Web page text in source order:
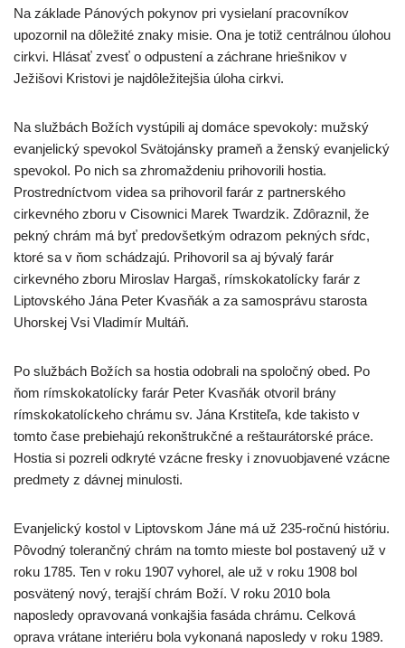
Na základe Pánových pokynov pri vysielaní pracovníkov
upozornil na dôležité znaky misie. Ona je totiž centrálnou úlohou
cirkvi. Hlásať zvesť o odpustení a záchrane hriešnikov v
Ježišovi Kristovi je najdôležitejšia úloha cirkvi.
Na službách Božích vystúpili aj domáce spevokoly: mužský
evanjelický spevokol Svätojánsky prameň a ženský evanjelický
spevokol. Po nich sa zhromaždeniu prihovorili hostia.
Prostredníctvom videa sa prihovoril farár z partnerského
cirkevného zboru v Cisownici Marek Twardzik. Zdôraznil, že
pekný chrám má byť predovšetkým odrazom pekných sŕdc,
ktoré sa v ňom schádzajú. Prihovoril sa aj bývalý farár
cirkevného zboru Miroslav Hargaš, rímskokatolícky farár z
Liptovského Jána Peter Kvasňák a za samosprávu starosta
Uhorskej Vsi Vladimír Multáň.
Po službách Božích sa hostia odobrali na spoločný obed. Po
ňom rímskokatolícky farár Peter Kvasňák otvoril brány
rímskokatolíckeho chrámu sv. Jána Krstiteľa, kde takisto v
tomto čase prebiehajú rekonštrukčné a reštaurátorské práce.
Hostia si pozreli odkryté vzácne fresky i znovuobjavené vzácne
predmety z dávnej minulosti.
Evanjelický kostol v Liptovskom Jáne má už 235-ročnú históriu.
Pôvodný tolerančný chrám na tomto mieste bol postavený už v
roku 1785. Ten v roku 1907 vyhorel, ale už v roku 1908 bol
posvätený nový, terajší chrám Boží. V roku 2010 bola
naposledy opravovaná vonkajšia fasáda chrámu. Celková
oprava vrátane interiéru bola vykonaná naposledy v roku 1989.